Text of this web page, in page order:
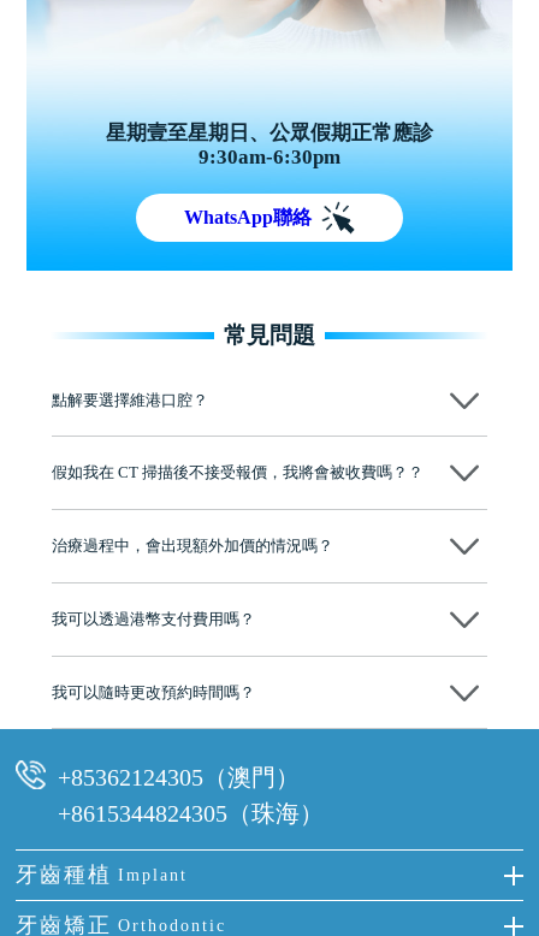
星期壹至星期日、公眾假期正常應診
9:30am-6:30pm
WhatsApp聯絡
常見問題
點解要選擇維港口腔？
維港口腔踐行「醫道濟世」的大學校訓，各分院匯聚來自香港、內地的
牌」、「2025香港企業領袖品牌」，是諾貝爾種植系統全球放心植牙中
至今已服務超過三十個國家和地區的顧客，受到粵港澳大灣區及周邊城
市市民極高的口碑評價及信任推薦 珠海、深圳設有八大分院，香港亦設
有咨詢及服務保障中心，有任何問題都可以隨時預約免費咨詢，讓人十
假如我在 CT 掃描後不接受報價，我將會被收費嗎？？
治療過程中，會出現額外加價的情況嗎？
我可以透過港幣支付費用嗎？
我可以隨時更改預約時間嗎？
可以，請盡早通過wechat或whatsapp聯絡我們，告知我們你原本預約的
+85362124305（澳門）
+8615344824305（珠海）
牙齒種植 Implant
種牙
牙齒矯正 Orthodontic